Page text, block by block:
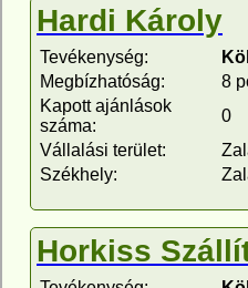
Hardi Károly
Tevékenység:
Megbízhatóság:
8
Kapott ajánlások
száma:
0
Vállalási terület:
Székhely:
Horkiss